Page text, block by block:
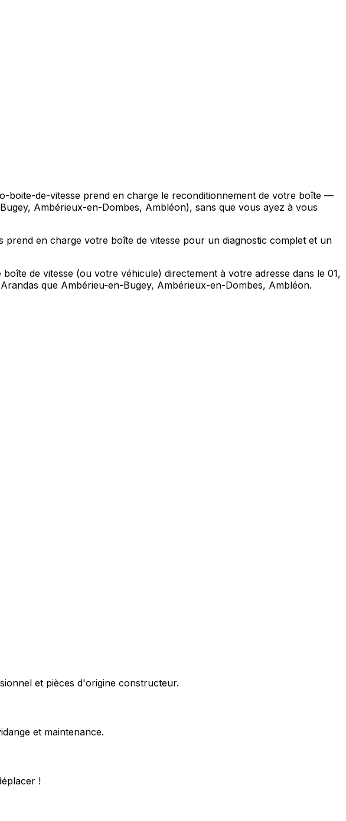
boite-de-vitesse prend en charge le reconditionnement de votre boîte —
Ambérieux-en-Dombes, Ambléon), sans que vous ayez à vous
en charge votre boîte de vitesse pour un diagnostic complet et un
de vitesse (ou votre véhicule) directement à votre adresse dans le 01,
que Ambérieu-en-Bugey, Ambérieux-en-Dombes, Ambléon.
et pièces d'origine constructeur.
et maintenance.
!